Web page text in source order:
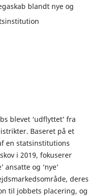
blandt nye og
blevet ‘udflyttet’ fra
Baseret på et
en statsinstitutions
i 2019, fokuserer
ansatte og ‘nye’
deres
til jobbets placering, og